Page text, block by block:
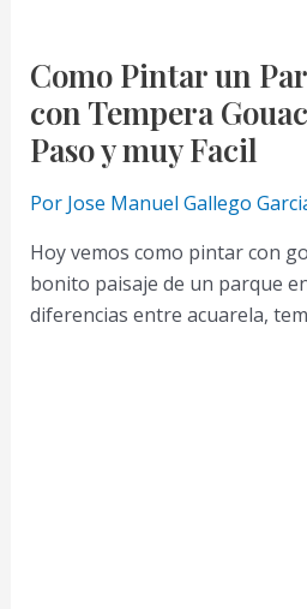
Como Pintar un
con Tempera
Paso y muy Facil
Por Jose Manuel Gallego
Hoy vemos como pintar con
bonito paisaje de un parque
diferencias entre acuarela,